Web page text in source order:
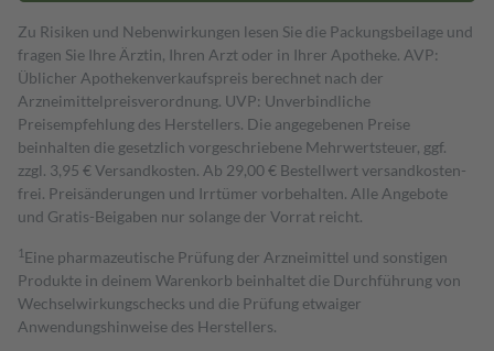
Zu Risiken und Nebenwirkungen lesen Sie die Packungsbeilage und
fragen Sie Ihre Ärztin, Ihren Arzt oder in Ihrer Apotheke. AVP:
Üblicher Apothekenverkaufspreis berechnet nach der
Arzneimittelpreisverordnung. UVP: Unverbindliche
Preisempfehlung des Herstellers. Die angegebenen Preise
beinhalten die gesetzlich vorgeschriebene Mehrwertsteuer, ggf.
zzgl. 3,95 € Versandkosten. Ab 29,00 € Bestell­wert versand­kosten­
frei. Preisänderungen und Irrtümer vorbehalten. Alle Angebote
und Gratis-Beigaben nur solange der Vorrat reicht.
1 Eine pharmazeutische Prüfung der Arzneimittel und sonstigen
Produkte in deinem Warenkorb beinhaltet die Durchführung von
Wechselwirkungschecks und die Prüfung etwaiger
Anwendungshinweise des Herstellers.